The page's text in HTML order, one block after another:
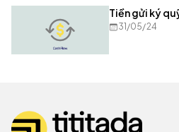
Tiền gửi ký
31/05/24